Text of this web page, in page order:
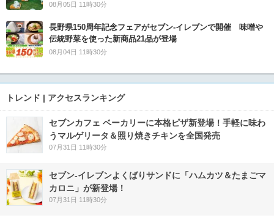
08月05日 11時30分
長野県150周年記念フェアがセブン-イレブンで開催 味噌や
伝統野菜を使った新商品21品が登場
08月04日 11時30分
トレンド | アクセスランキング
セブンカフェ ベーカリーに本格ピザ新登場！手軽に味わ
うマルゲリータ＆照り焼きチキンを全国発売
07月31日 11時30分
セブン‐イレブンよくばりサンドに「ハムカツ＆たまごマ
カロニ」が新登場！
07月31日 11時30分